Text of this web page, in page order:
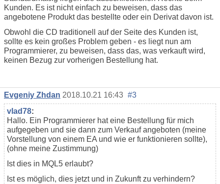
Kunden. Es ist nicht einfach zu beweisen, dass das
angebotene Produkt das bestellte oder ein Derivat davon ist.
Obwohl die CD traditionell auf der Seite des Kunden ist,
sollte es kein großes Problem geben - es liegt nun am
Programmierer, zu beweisen, dass das, was verkauft wird,
keinen Bezug zur vorherigen Bestellung hat.
Evgeniy Zhdan 2018.10.21 16:43 #3
vlad78:
Hallo. Ein Programmierer hat eine Bestellung für mich
aufgegeben und sie dann zum Verkauf angeboten (meine
Vorstellung von einem EA und wie er funktionieren sollte),
(ohne meine Zustimmung)
Ist dies in MQL5 erlaubt?
Ist es möglich, dies jetzt und in Zukunft zu verhindern?